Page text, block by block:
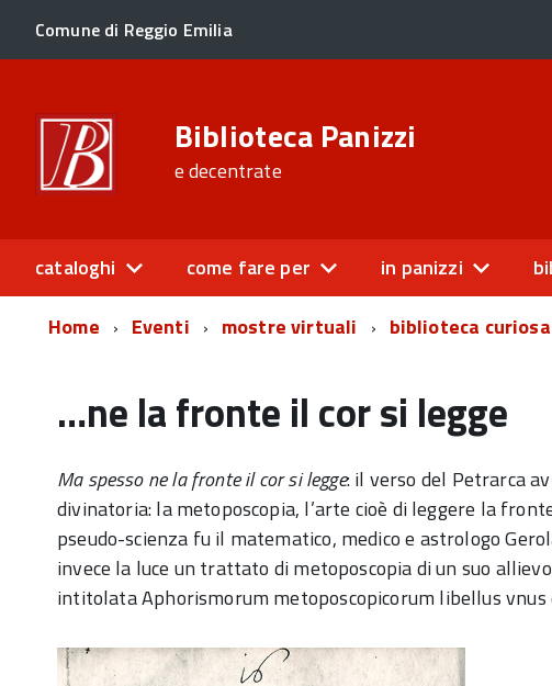
Comune di Reggio Emilia
Biblioteca Panizzi
e decentrate
cataloghi come fare per in panizzi
Home
Eventi mostre virtuali biblioteca curiosa
…ne la fronte il cor si legge
Ma spesso ne la fronte il cor si legge: il verso del Petrarca
divinatoria: la metoposcopia, l’arte cioè di leggere la
pseudo-scienza fu il matematico, medico e astrologo
invece la luce un trattato di metoposcopia di un suo
intitolata Aphorismorum metoposcopicorum libellus